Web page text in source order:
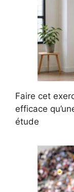
Faire cet
efficace
étude